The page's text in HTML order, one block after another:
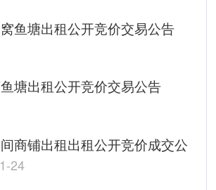
鱼塘出租公开竞价交易公告
塘出租公开竞价交易公告
商铺出租出租公开竞价成交公
24